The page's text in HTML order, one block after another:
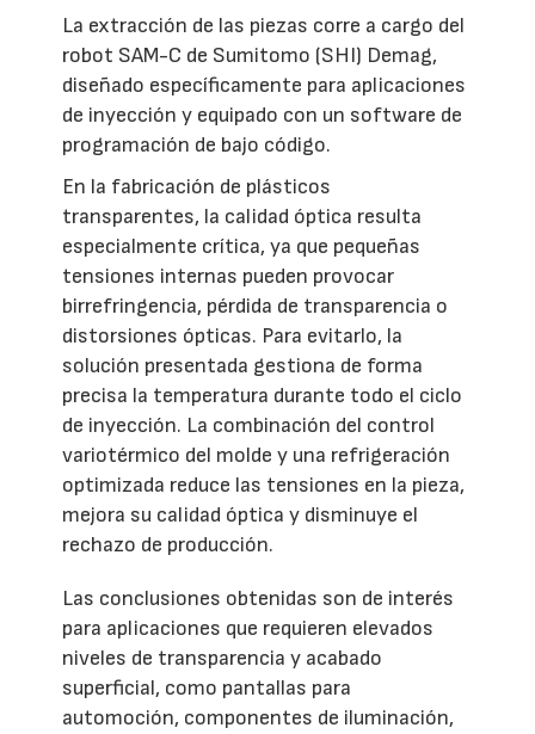
La extracción de las piezas corre a cargo del
robot SAM-C de Sumitomo (SHI) Demag,
diseñado específicamente para aplicaciones
de inyección y equipado con un software de
programación de bajo código.
En la fabricación de plásticos
transparentes, la calidad óptica resulta
especialmente crítica, ya que pequeñas
tensiones internas pueden provocar
birrefringencia, pérdida de transparencia o
distorsiones ópticas. Para evitarlo, la
solución presentada gestiona de forma
precisa la temperatura durante todo el ciclo
de inyección. La combinación del control
variotérmico del molde y una refrigeración
optimizada reduce las tensiones en la pieza,
mejora su calidad óptica y disminuye el
rechazo de producción.
Las conclusiones obtenidas son de interés
para aplicaciones que requieren elevados
niveles de transparencia y acabado
superficial, como pantallas para
automoción, componentes de iluminación,